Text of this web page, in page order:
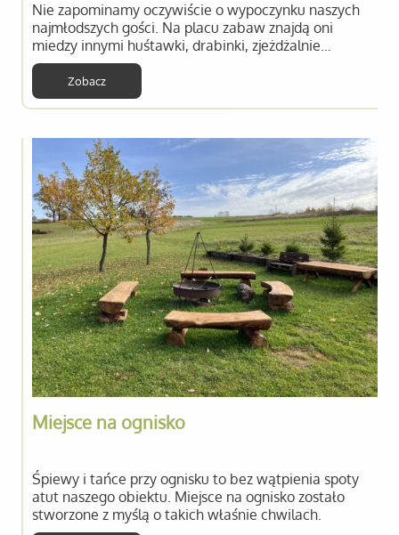
Nie zapominamy oczywiście o wypoczynku naszych
najmłodszych gości. Na placu zabaw znajdą oni
miedzy innymi huśtawki, drabinki, zjeżdżalnie…
Zobacz
Miejsce na ognisko
Śpiewy i tańce przy ognisku to bez wątpienia spoty
atut naszego obiektu. Miejsce na ognisko zostało
stworzone z myślą o takich właśnie chwilach.